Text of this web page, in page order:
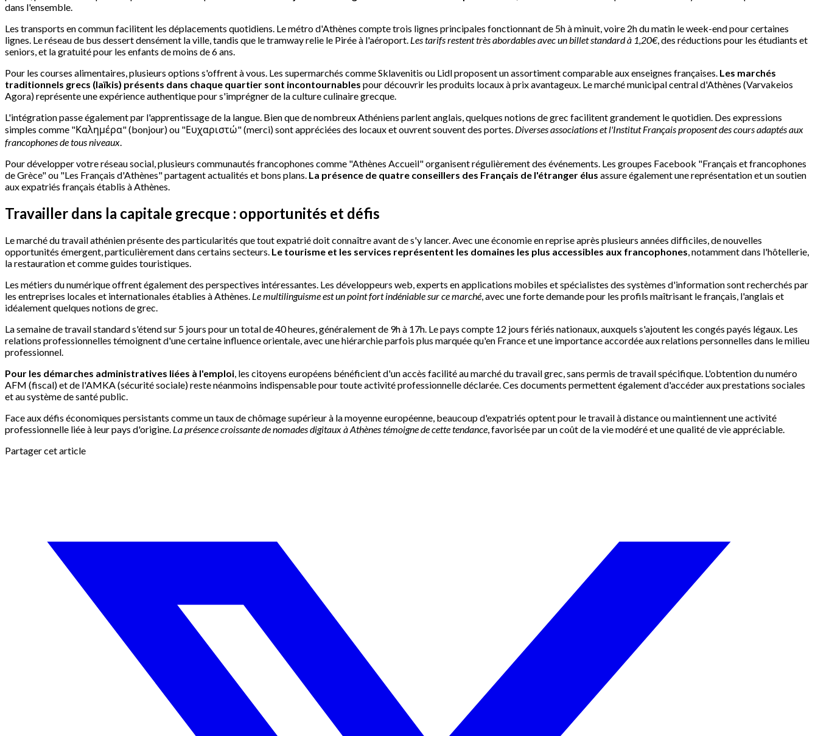
dans l'ensemble.
Les transports en commun facilitent les déplacements quotidiens. Le métro d'Athènes compte trois lignes principales fonctionnant de 5h à minuit, voire 2h du matin le week-end pour certaines
lignes. Le réseau de bus dessert densément la ville, tandis que le tramway relie le Pirée à l'aéroport. Les tarifs restent très abordables avec un billet standard à 1,20€, des réductions pour les étudiants et
seniors, et la gratuité pour les enfants de moins de 6 ans.
Pour les courses alimentaires, plusieurs options s'offrent à vous. Les supermarchés comme Sklavenitis ou Lidl proposent un assortiment comparable aux enseignes françaises. Les marchés
traditionnels grecs (laïkis) présents dans chaque quartier sont incontournables pour découvrir les produits locaux à prix avantageux. Le marché municipal central d'Athènes (Varvakeios
Agora) représente une expérience authentique pour s'imprégner de la culture culinaire grecque.
L'intégration passe également par l'apprentissage de la langue. Bien que de nombreux Athéniens parlent anglais, quelques notions de grec facilitent grandement le quotidien. Des expressions
simples comme "Καλημέρα" (bonjour) ou "Ευχαριστώ" (merci) sont appréciées des locaux et ouvrent souvent des portes. Diverses associations et l'Institut Français proposent des cours adaptés aux
francophones de tous niveaux.
Pour développer votre réseau social, plusieurs communautés francophones comme "Athènes Accueil" organisent régulièrement des événements. Les groupes Facebook "Français et francophones
de Grèce" ou "Les Français d'Athènes" partagent actualités et bons plans. La présence de quatre conseillers des Français de l'étranger élus assure également une représentation et un soutien
aux expatriés français établis à Athènes.
Travailler dans la capitale grecque : opportunités et défis
Le marché du travail athénien présente des particularités que tout expatrié doit connaître avant de s'y lancer. Avec une économie en reprise après plusieurs années difficiles, de nouvelles
opportunités émergent, particulièrement dans certains secteurs. Le tourisme et les services représentent les domaines les plus accessibles aux francophones, notamment dans l'hôtellerie,
la restauration et comme guides touristiques.
Les métiers du numérique offrent également des perspectives intéressantes. Les développeurs web, experts en applications mobiles et spécialistes des systèmes d'information sont recherchés par
les entreprises locales et internationales établies à Athènes. Le multilinguisme est un point fort indéniable sur ce marché, avec une forte demande pour les profils maîtrisant le français, l'anglais et
idéalement quelques notions de grec.
La semaine de travail standard s'étend sur 5 jours pour un total de 40 heures, généralement de 9h à 17h. Le pays compte 12 jours fériés nationaux, auxquels s'ajoutent les congés payés légaux. Les
relations professionnelles témoignent d'une certaine influence orientale, avec une hiérarchie parfois plus marquée qu'en France et une importance accordée aux relations personnelles dans le milieu
professionnel.
Pour les démarches administratives liées à l'emploi, les citoyens européens bénéficient d'un accès facilité au marché du travail grec, sans permis de travail spécifique. L'obtention du numéro
AFM (fiscal) et de l'AMKA (sécurité sociale) reste néanmoins indispensable pour toute activité professionnelle déclarée. Ces documents permettent également d'accéder aux prestations sociales
et au système de santé public.
Face aux défis économiques persistants comme un taux de chômage supérieur à la moyenne européenne, beaucoup d'expatriés optent pour le travail à distance ou maintiennent une activité
professionnelle liée à leur pays d'origine. La présence croissante de nomades digitaux à Athènes témoigne de cette tendance, favorisée par un coût de la vie modéré et une qualité de vie appréciable.
Partager cet article